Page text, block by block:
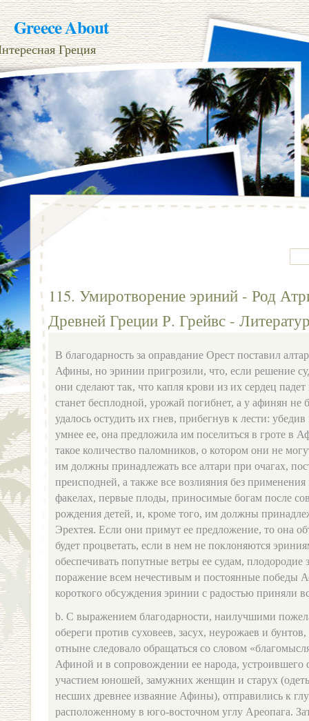
Greece About
Греция
115. Умиротворение эриний - Род
Древней Греции Р. Грейвс -
В благодарность за оправдание Орест поставил
Афины, но эринии пригрозили, что, если решение
они сделают так, что капля крови из их сердец
станет бесплодной, урожай погибнет, а у афинян не
удалось остудить их гнев, прибегнув к лести:
умнее ее, она предложила им поселиться в гроте в
такое количество паломников, о котором они не
им должны принадлежать все алтари при очагах,
преисподней, а также все возлияния без
факелах, первые плоды, приносимые богам после
рождения детей, и, кроме того, им должны
Эрехтея. Если они примут ее предложение, то она
будет процветать, если в нем не поклоняются
обеспечивать попутные ветры ее судам, плодородие
поражение всем нечестивым и постоянные победы
короткого обсуждения эринии с радостью приняли
b. С выражением благодарности, наилучшими
обереги против суховеев, засух, неурожаев и
отныне следовало обращаться со словом
Афиной и в сопровождении ее народа, устроившего
участием юношей, замужних женщин и старух
несших древнее изваяние Афины), отправились к
расположенному в юго-восточном углу Ареопага.